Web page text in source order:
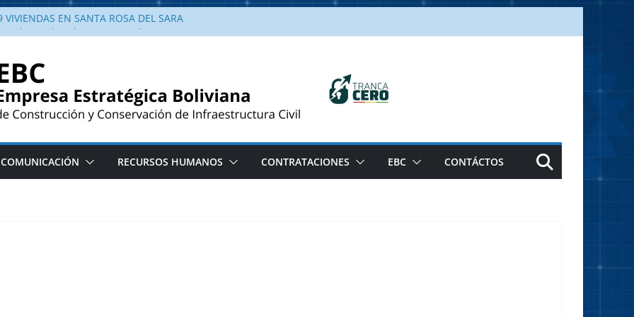
VIVIENDAS EN SANTA ROSA DEL SARA
enlosetado urbano en Yotaú, Santa Cruz.
municipio El Puente
en Santa Rosa del Sara llena de
beneficiadas
entrega viviendas en Santa Rosa del
del Alcalde
COMUNICACIÓN RECURSOS HUMANOS CONTRATACIONES EBC CONTÁCTOS